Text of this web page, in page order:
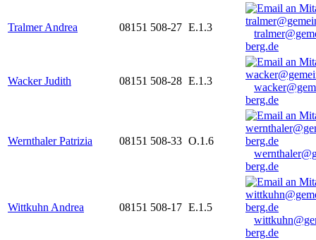
Tralmer Andrea 08151 508-27 E.1.3
berg.de
Wacker Judith 08151 508-28 E.1.3
berg.de
Wernthaler Patrizia 08151 508-33 O.1.6
berg.de
Wittkuhn Andrea 08151 508-17 E.1.5
berg.de